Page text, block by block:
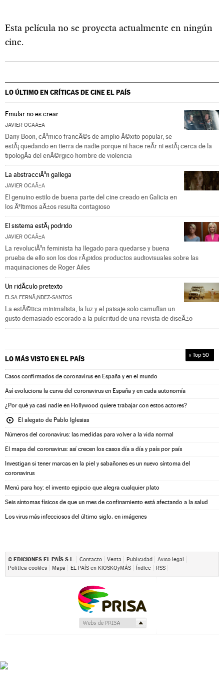
Esta película no se proyecta actualmente en ningún
cine.
LO ÚLTIMO EN CRÍTICAS DE CINEEL PAÍS
Emular no es crear
JAVIER OCAÃ±A
Dany Boon, cÃ³mico francÃ©s de amplio Ã©xito popular, se
estÃ¡ quedando en tierra de nadie porque ni hace reÃ­r ni estÃ¡ cerca de la
tipologÃ­a del enÃ©rgico hombre de violencia
La abstracciÃ³n gallega
JAVIER OCAÃ±A
El genuino estilo de buena parte del cine creado en Galicia en
los Ãºltimos aÃ±os resulta contagioso
El sistema estÃ¡ podrido
JAVIER OCAÃ±A
La revoluciÃ³n feminista ha llegado para quedarse y buena
prueba de ello son los dos rÃ¡pidos productos audiovisuales sobre las
maquinaciones de Roger Ailes
Un ridÃ­culo pretexto
ELSA FERNÃ¡NDEZ-SANTOS
La estÃ©tica minimalista, la luz y el paisaje solo camuflan un
gusto demasiado escorado a la pulcritud de una revista de diseÃ±o
LO MÁS VISTO EN EL PAÍS » Top 50
Casos confirmados de coronavirus en España y en el mundo
Así evoluciona la curva del coronavirus en España y en cada autonomía
¿Por qué ya casi nadie en Hollywood quiere trabajar con estos actores?
El alegato de Pablo Iglesias
Números del coronavirus: las medidas para volver a la vida normal
El mapa del coronavirus: así crecen los casos día a día y país por país
Investigan si tener marcas en la piel y sabañones es un nuevo síntoma del
coronavirus
Menú para hoy: el invento egipcio que alegra cualquier plato
Seis síntomas físicos de que un mes de confinamiento está afectando a la salud
Los virus más infecciosos del último siglo, en imágenes
© EDICIONES EL PAÍS S.L. Contacto Venta Publicidad
Aviso legal
Política cookies
Mapa EL PAÍS en KIOSKOyMÁS Índice RSS